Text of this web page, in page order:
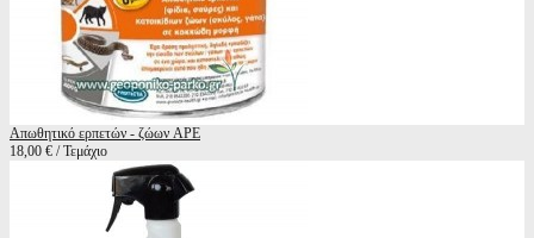
Απωθητικό ερπετών - ζώων APE
18,00 € / Τεμάχιο